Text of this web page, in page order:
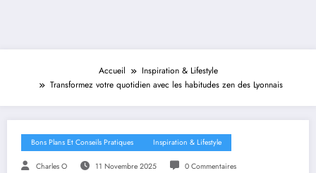
Accueil
Inspiration & Lifestyle
Transformez votre quotidien avec les habitudes zen des Lyonnais
Bons Plans Et Conseils Pratiques Inspiration & Lifestyle
Charles O 11 Novembre 2025 0 Commentaires